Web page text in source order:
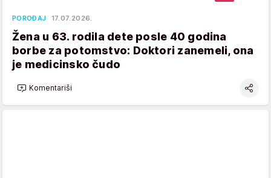
POROĐAJ 17.07.2026.
Žena u 63. rodila dete posle 40 godina
borbe za potomstvo: Doktori zanemeli, ona
je medicinsko čudo
Komentariši